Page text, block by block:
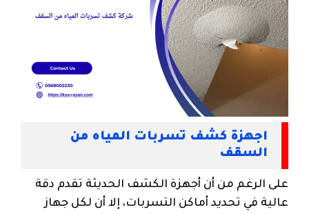
اجهزة كشف تسربات المياه من
السقف
على الرغم من أن أجهزة الكشف الحديثة تقدم دقة
عالية في تحديد أماكن التسربات، إلا أن لكل جهاز